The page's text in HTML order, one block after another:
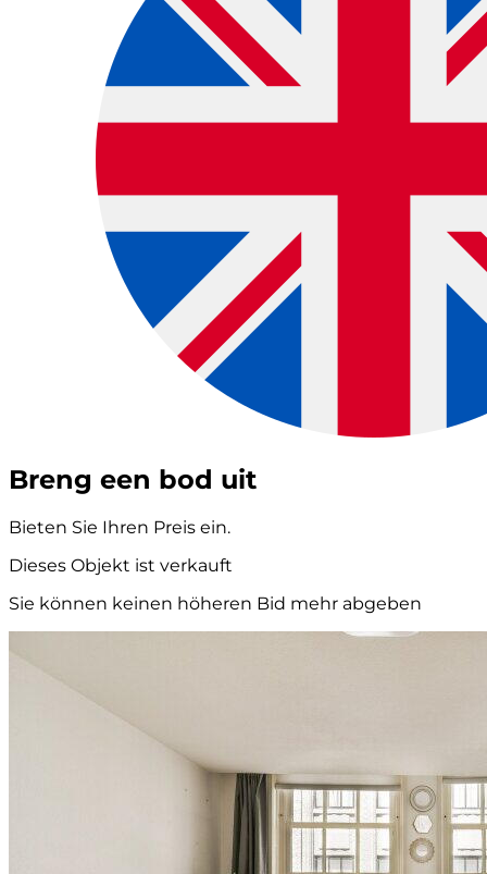
Breng een bod uit
Bieten Sie Ihren Preis ein.
Dieses Objekt ist verkauft
Sie können keinen höheren Bid mehr abgeben